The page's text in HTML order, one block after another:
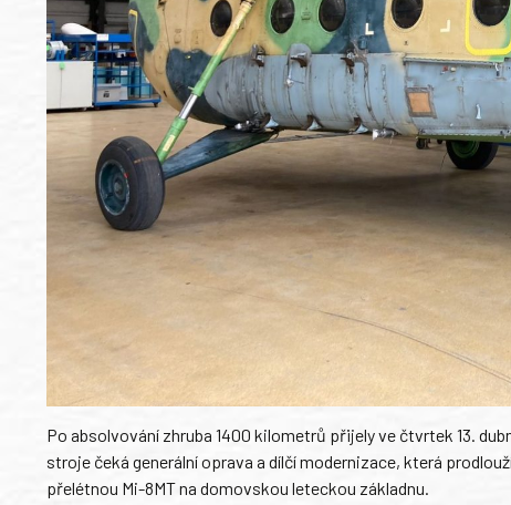
Po absolvování zhruba 1400 kilometrů přijely ve čtvrtek 13.
stroje čeká generální oprava a dílčí modernizace, která
přelétnou Mi-8MT na domovskou leteckou základnu.